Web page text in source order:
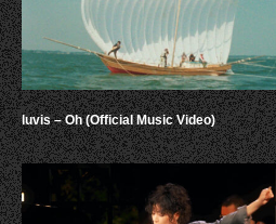
luvis – Oh (Official Music Video)